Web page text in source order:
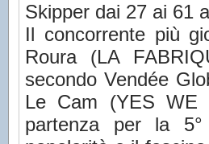
Skipper dai 27 ai 61
Il concorrente più
Roura (LA
secondo Vendée
Le Cam (YES
partenza per la